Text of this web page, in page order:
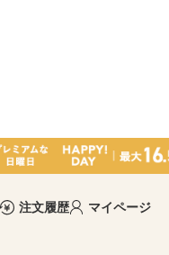
注文履歴 マイページ